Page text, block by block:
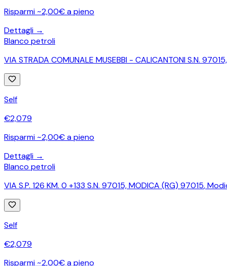
Risparmi ~2,00€ a pieno
Dettagli →
Blanco petroli
VIA STRADA COMUNALE MUSEBBI - CALICANTONI S.N.
Self
€2,079
Risparmi ~2,00€ a pieno
Dettagli →
Blanco petroli
VIA S.P. 126 KM. 0 +133 S.N. 97015, MODICA (RG) 97015,
Self
€2,079
Risparmi ~2,00€ a pieno